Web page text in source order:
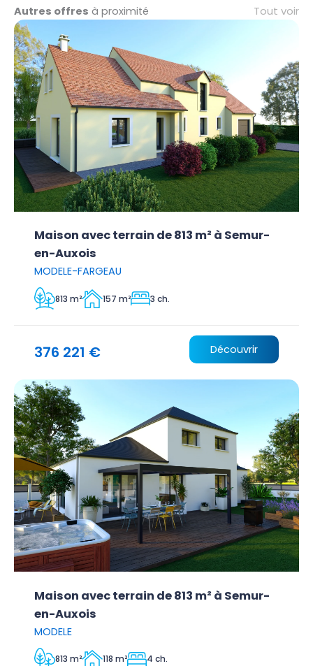
Autres offres à proximité Tout voir
Maison avec terrain de 813 m² à Semur-
en-Auxois
MODELE-FARGEAU
813 m² 157 m² 3 ch.
376 221 € Découvrir
Maison avec terrain de 813 m² à Semur-
en-Auxois
MODELE
813 m² 118 m² 4 ch.